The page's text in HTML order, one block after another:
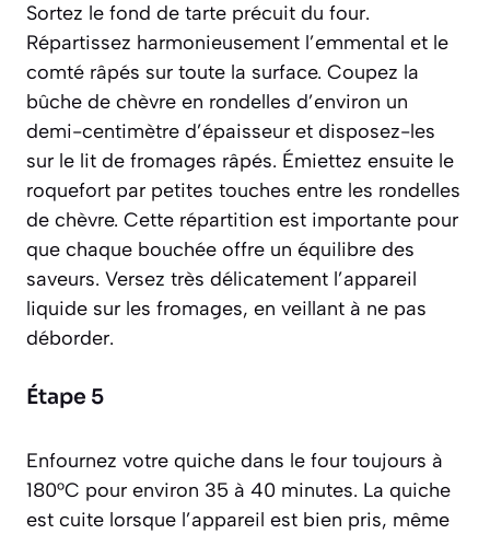
Sortez le fond de tarte précuit du four.
Répartissez harmonieusement l’emmental et le
comté râpés sur toute la surface. Coupez la
bûche de chèvre en rondelles d’environ un
demi-centimètre d’épaisseur et disposez-les
sur le lit de fromages râpés. Émiettez ensuite le
roquefort par petites touches entre les rondelles
de chèvre. Cette répartition est importante pour
que chaque bouchée offre un équilibre des
saveurs. Versez très délicatement l’appareil
liquide sur les fromages, en veillant à ne pas
déborder.
Étape 5
Enfournez votre quiche dans le four toujours à
180°C pour environ 35 à 40 minutes. La quiche
est cuite lorsque l’appareil est bien pris, même